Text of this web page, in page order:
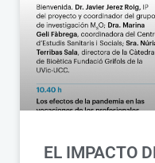
EL IMPACTO